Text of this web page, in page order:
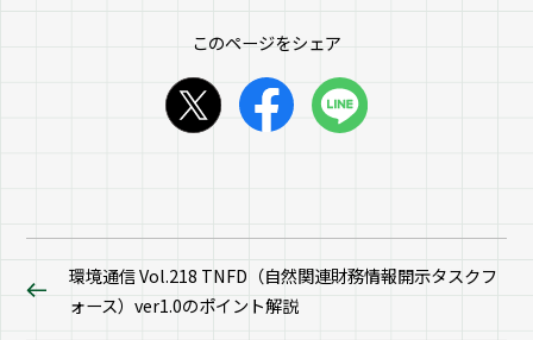
このページをシェア
環境通信 Vol.218 TNFD（自然関連財務情報開示タスクフ
ォース）ver1.0のポイント解説